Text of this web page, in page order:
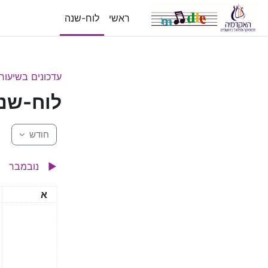
דילוג לתוכן הראשי
ראשי
לוח-שנה
עדכונים
לוח-
חודש
▶︎ נובמבר
ראשון
א